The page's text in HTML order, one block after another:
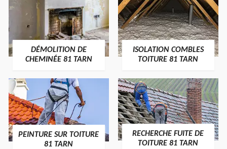
DÉMOLITION DE
CHEMINÉE 81 TARN
ISOLATION COMBLES
TOITURE 81 TARN
PEINTURE SUR TOITURE
81 TARN
RECHERCHE FUITE DE
TOITURE 81 TARN